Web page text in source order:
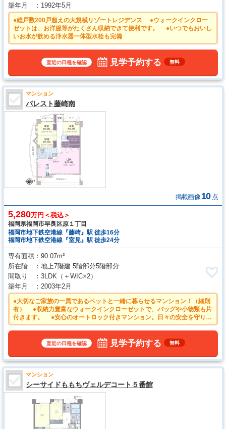
築年月
1992年5月
●総戸数200戸超えの大規模リゾートレジデンス ●ウォークインクロー
ゼットは、お洋服等がたくさん収納できて便利です。 ●いつでもおいし
いお水が飲める浄水器一体型水栓も完備
直近の日程を確認 見学予約する 無料
マンション
パレスト藤崎南
掲載画像 10 点
5,280万円＜税込＞
福岡県福岡市早良区原１丁目
福岡市地下鉄空港線『藤崎』駅 徒歩16分
福岡市地下鉄空港線『室見』駅 徒歩24分
専有面積
90.07m²
所在階
地上7階建 5階部分5階部分
間取り
3LDK （＋WIC×2）
築年月
2003年2月
●大切なご家族の一員であるペットと一緒に暮らせるマンション！（細則
有） ●収納力豊富なウォークインクローゼットで、バッグや小物類も片
付きます。 ●安心のオートロック付きマンション。日々の安全を守りま
す。 ●宅配ボックス付きで再配達の手間が省けます ●2026年5月リフ
具、照明、給湯器、クロス等
直近の日程を確認 見学予約する 無料
マンション
シーサイドももちヴェルデコート５番館